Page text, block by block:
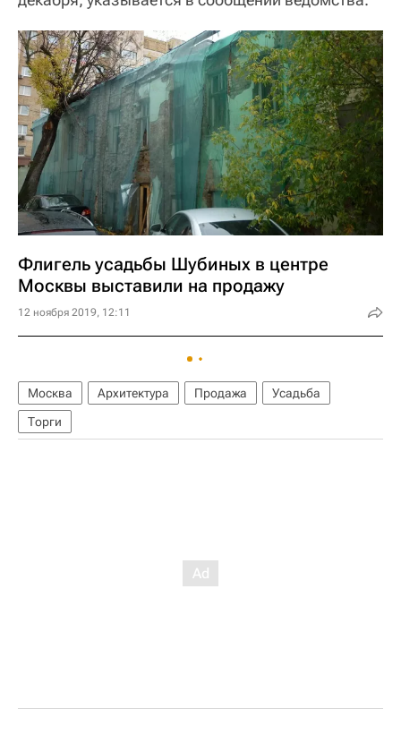
Флигель усадьбы Шубиных в центре
Москвы выставили на продажу
12 ноября 2019, 12:11
Москва Архитектура Продажа
Усадьба
Торги